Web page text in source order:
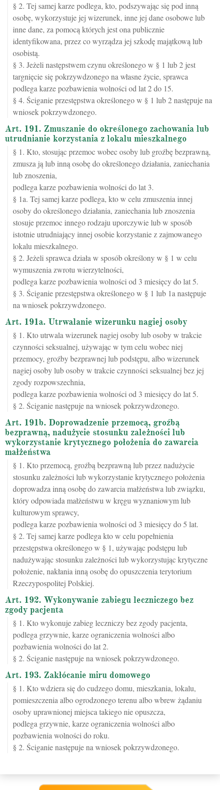
§ 2. Tej samej karze podlega, kto, podszywając się pod inną
osobę, wykorzystuje jej wizerunek, inne jej dane osobowe lub
inne dane, za pomocą których jest ona publicznie
identyfikowana, przez co wyrządza jej szkodę majątkową lub
osobistą.
§ 3. Jeżeli następstwem czynu określonego w § 1 lub 2 jest
targnięcie się pokrzywdzonego na własne życie, sprawca
podlega karze pozbawienia wolności od lat 2 do 15.
§ 4. Ściganie przestępstwa określonego w § 1 lub 2 następuje na
wniosek pokrzywdzonego.
Art. 191. Zmuszanie do określonego zachowania lub
utrudnianie korzystania z lokalu mieszkalnego
§ 1. Kto, stosując przemoc wobec osoby lub groźbę bezprawną,
zmusza ją lub inną osobę do określonego działania, zaniechania
lub znoszenia,
podlega karze pozbawienia wolności do lat 3.
§ 1a. Tej samej karze podlega, kto w celu zmuszenia innej
osoby do określonego działania, zaniechania lub znoszenia
stosuje przemoc innego rodzaju uporczywie lub w sposób
istotnie utrudniający innej osobie korzystanie z zajmowanego
lokalu mieszkalnego.
§ 2. Jeżeli sprawca działa w sposób określony w § 1 w celu
wymuszenia zwrotu wierzytelności,
podlega karze pozbawienia wolności od 3 miesięcy do lat 5.
§ 3. Ściganie przestępstwa określonego w § 1 lub 1a następuje
na wniosek pokrzywdzonego.
Art. 191a. Utrwalanie wizerunku nagiej osoby
§ 1. Kto utrwala wizerunek nagiej osoby lub osoby w trakcie
czynności seksualnej, używając w tym celu wobec niej
przemocy, groźby bezprawnej lub podstępu, albo wizerunek
nagiej osoby lub osoby w trakcie czynności seksualnej bez jej
zgody rozpowszechnia,
podlega karze pozbawienia wolności od 3 miesięcy do lat 5.
§ 2. Ściganie następuje na wniosek pokrzywdzonego.
Art. 191b. Doprowadzenie przemocą, groźbą
bezprawną, nadużycie stosunku zależności lub
wykorzystanie krytycznego położenia do zawarcia
małżeństwa
§ 1. Kto przemocą, groźbą bezprawną lub przez nadużycie
stosunku zależności lub wykorzystanie krytycznego położenia
doprowadza inną osobę do zawarcia małżeństwa lub związku,
który odpowiada małżeństwu w kręgu wyznaniowym lub
kulturowym sprawcy,
podlega karze pozbawienia wolności od 3 miesięcy do 5 lat.
§ 2. Tej samej karze podlega kto w celu popełnienia
przestępstwa określonego w § 1, używając podstępu lub
nadużywając stosunku zależności lub wykorzystując krytyczne
położenie, nakłania inną osobę do opuszczenia terytorium
Rzeczypospolitej Polskiej.
Art. 192. Wykonywanie zabiegu leczniczego bez
zgody pacjenta
§ 1. Kto wykonuje zabieg leczniczy bez zgody pacjenta,
podlega grzywnie, karze ograniczenia wolności albo
pozbawienia wolności do lat 2.
§ 2. Ściganie następuje na wniosek pokrzywdzonego.
Art. 193. Zakłócanie miru domowego
§ 1. Kto wdziera się do cudzego domu, mieszkania, lokalu,
pomieszczenia albo ogrodzonego terenu albo wbrew żądaniu
osoby uprawnionej miejsca takiego nie opuszcza,
podlega grzywnie, karze ograniczenia wolności albo
pozbawienia wolności do roku.
§ 2. Ściganie następuje na wniosek pokrzywdzonego.